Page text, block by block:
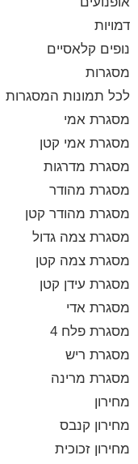
דמויות
נופים קלאסיים
מסגרות
לכל תמונות המסגרות
מסגרת אמי
מסגרת אמי קטן
מסגרת מדרגות
מסגרת מהודר
מסגרת מהודר קטן
מסגרת צמה גדול
מסגרת צמה קטן
מסגרת עידן קטן
מסגרת אדי
מסגרת פלח 4
מסגרת ריש
מסגרת מרינה
מחירון
מחירון קנבס
מחירון זכוכית